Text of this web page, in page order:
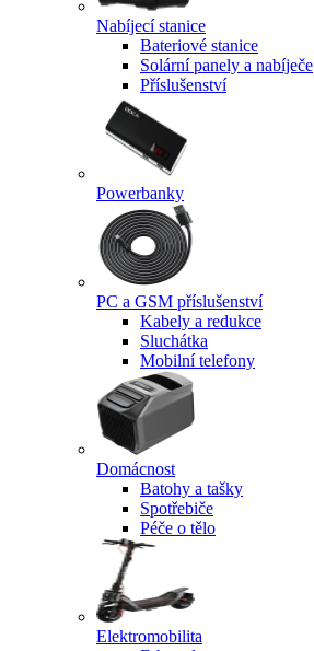
Nabíjecí stanice
Bateriové stanice
Solární panely a nabíječe
Příslušenství
Powerbanky
PC a GSM příslušenství
Kabely a redukce
Sluchátka
Mobilní telefony
Domácnost
Batohy a tašky
Spotřebiče
Péče o tělo
Elektromobilita